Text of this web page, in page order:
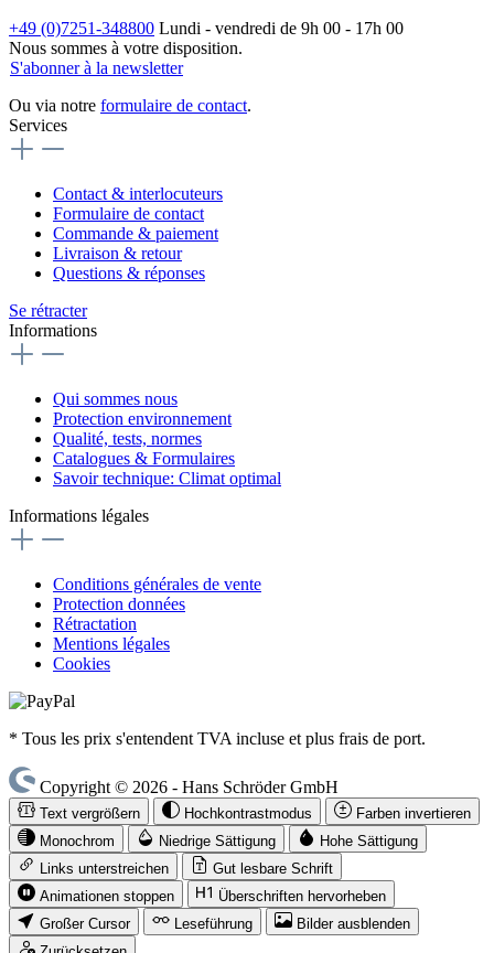
+49 (0)7251-348800 Lundi - vendredi de 9h 00 - 17h 00
Nous sommes à votre disposition.
S'abonner à la newsletter
Ou via notre formulaire de contact.
Services
Contact & interlocuteurs
Formulaire de contact
Commande & paiement
Livraison & retour
Questions & réponses
Se rétracter
Informations
Qui sommes nous
Protection environnement
Qualité, tests, normes
Catalogues & Formulaires
Savoir technique: Climat optimal
Informations légales
Conditions générales de vente
Protection données
Rétractation
Mentions légales
Cookies
* Tous les prix s'entendent TVA incluse et plus frais de port.
Copyright © 2026 - Hans Schröder GmbH
Text vergrößern Hochkontrastmodus
Farben invertieren
Monochrom
Niedrige Sättigung
Hohe Sättigung
Links unterstreichen
Gut lesbare Schrift
Animationen stoppen
Überschriften hervorheben
Großer Cursor
Leseführung
Bilder ausblenden